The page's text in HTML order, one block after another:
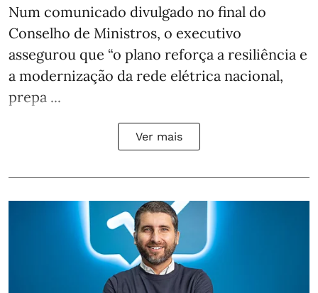
Num comunicado divulgado no final do
Conselho de Ministros, o executivo
assegurou que “o plano reforça a resiliência e
a modernização da rede elétrica nacional,
prepa ...
Ver mais